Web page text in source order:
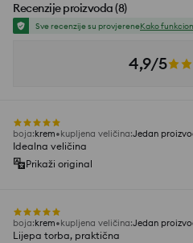
Recenzije proizvoda(8)
Sve recenzije su provjereneKako
4,9/5
boja:krem kupljena veličina:Jedan
Idealna veličina
Prikaži original
boja:krem kupljena veličina:Jedan
Lijepa torba, praktična